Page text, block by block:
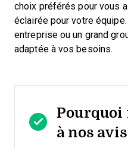
choix préférés pour vous
éclairée pour votre
entreprise ou un grand
adaptée à vos besoins.
Pourquoi
à nos